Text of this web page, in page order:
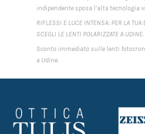
indipendente sposa l’alta tecnologia
RIFLESSI E LUCE INTENSA: PER LA TUA
SCEGLI LE LENTI POLARIZZATE A UDINE.
Sconto immediato sulle lenti
a Udine.